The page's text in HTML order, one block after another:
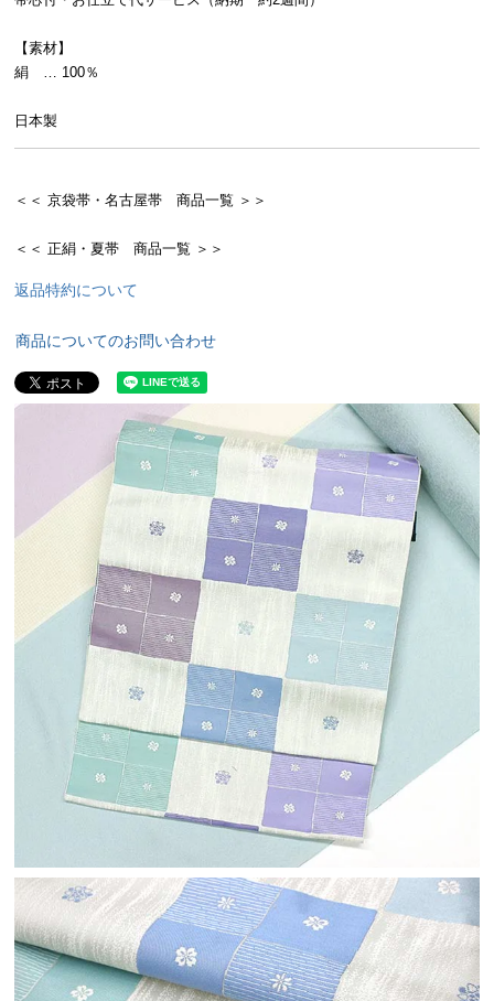
【素材】
絹 … 100％
日本製
＜＜ 京袋帯・名古屋帯 商品一覧 ＞＞
＜＜ 正絹・夏帯 商品一覧 ＞＞
返品特約について
商品についてのお問い合わせ